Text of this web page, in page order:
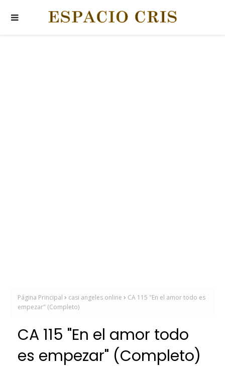
Página Principal casi angeles online
CA 115 "En el amor todo es
empezar" (Completo)
CA 115 "En el amor todo
es empezar" (Completo)